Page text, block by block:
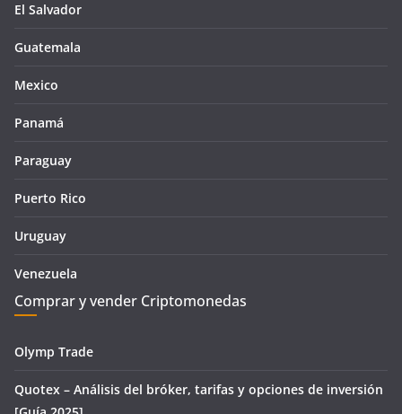
El Salvador
Guatemala
Mexico
Panamá
Paraguay
Puerto Rico
Uruguay
Venezuela
Comprar y vender Criptomonedas
Olymp Trade
Quotex – Análisis del bróker, tarifas y opciones de inversión